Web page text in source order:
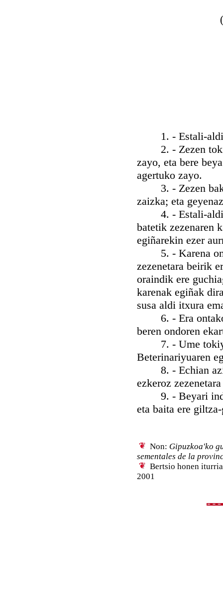
1. - Estali-aldi
2. - Zezen toki
zayo, eta bere
agertuko zayo.
3. - Zezen
zaizka; eta
4. - Estali-aldi
batetik zezenaren
egiñarekin ezer
5. - Karena ongi
zezenetara beirik
oraindik ere
karenak egiñak
susa aldi itxura
6. - Era ontako
beren ondoren
7. - Ume
Beterinariyuaren
8. - Echian
ezkeroz
9. - Beyari
eta baita ere
Non: Gipuzkoa'ko
sementales de la
Bertsio honen
2001